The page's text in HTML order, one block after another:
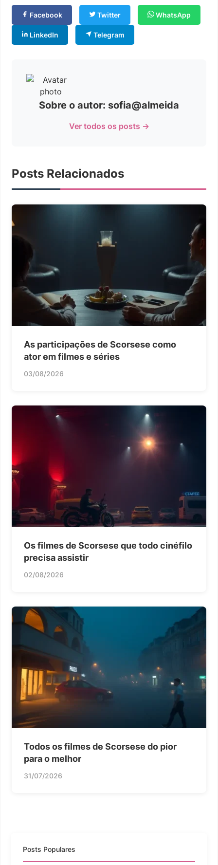
Facebook Twitter WhatsApp
LinkedIn Telegram
Sobre o autor: sofia@almeida
Ver todos os posts →
Posts Relacionados
As participações de Scorsese como
ator em filmes e séries
03/08/2026
Os filmes de Scorsese que todo cinéfilo
precisa assistir
02/08/2026
Todos os filmes de Scorsese do pior
para o melhor
31/07/2026
Posts Populares